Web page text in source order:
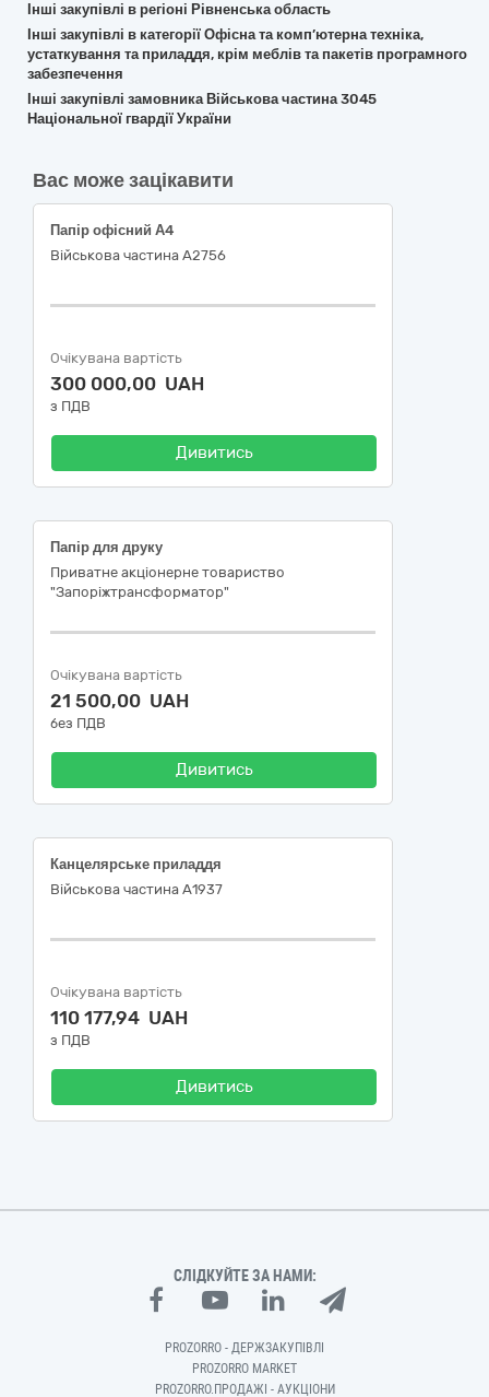
Інші закупівлі в регіоні Рівненська область
Інші закупівлі в категорії Офісна та комп’ютерна техніка,
устаткування та приладдя, крім меблів та пакетів програмного
забезпечення
Інші закупівлі замовника Військова частина 3045
Національної гвардії України
Вас може зацікавити
Папір офісний А4
Військова частина А2756
Очікувана вартість
300 000,00 UAH
з ПДВ
Дивитись
Папір для друку
Приватне акціонерне товариство
"Запоріжтрансформатор"
Очікувана вартість
21 500,00 UAH
без ПДВ
Дивитись
Канцелярське приладдя
Військова частина А1937
Очікувана вартість
110 177,94 UAH
з ПДВ
Дивитись
СЛІДКУЙТЕ ЗА НАМИ:
PROZORRO - ДЕРЖЗАКУПІВЛІ
PROZORRO MARKET
PROZORRO.ПРОДАЖІ - АУКЦІОНИ